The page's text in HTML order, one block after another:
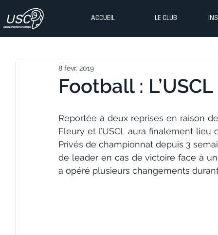
ACCUEIL LE CLUB
Football :
8 févr. 2019
Reportée à deux reprises en raison
Fleury et l’USCL aura finalement
Privés de championnat depuis 3
de leader en cas de victoire face à
a opéré plusieurs changements